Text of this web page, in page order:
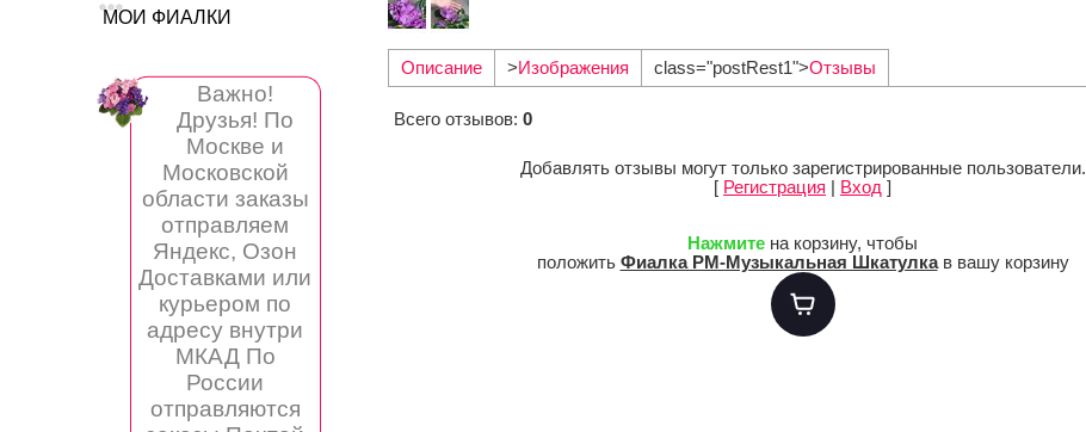
МОИ ФИАЛКИ
Важно!
Друзья! По
Москве и
Московской
области заказы
отправляем
Яндекс, Озон
Доставками или
курьером по
адресу внутри
МКАД По
России
отправляются
Описание >Изображения class="postRest1">Отзывы
Всего отзывов: 0
Добавлять отзывы могут только зарегистрированные пользователи.
[ Регистрация Вход ]
Нажмите на корзину, чтобы
положить Фиалка РМ-Музыкальная Шкатулкав вашу корзину